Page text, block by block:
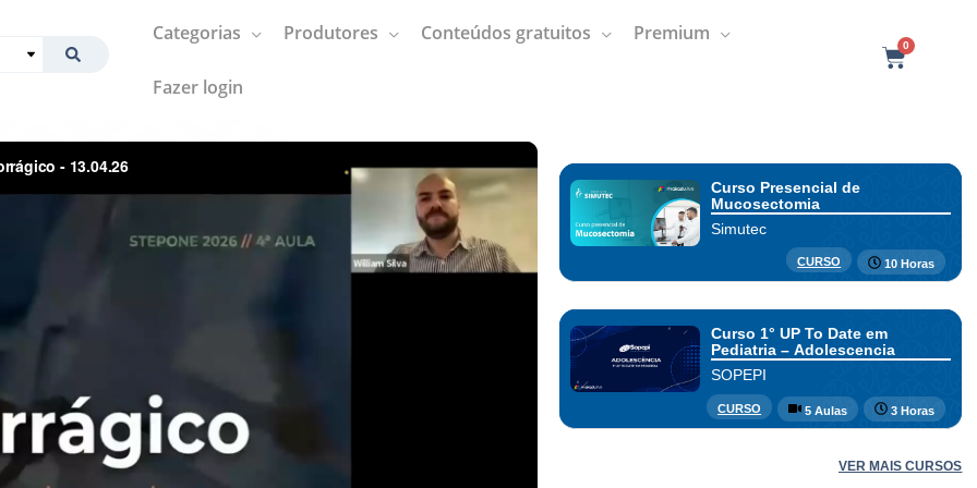
Categorias Produtores Conteúdos gratuitos Premium
Fazer login
0C
Curso Presencial de
Mucosectomia
Simutec
CURSO 10 Horas
Curso 1° UP To Date em
Pediatria – Adolescencia
SOPEPI
CURSO 5 Aulas 3 Horas
VER MAIS CURSOS